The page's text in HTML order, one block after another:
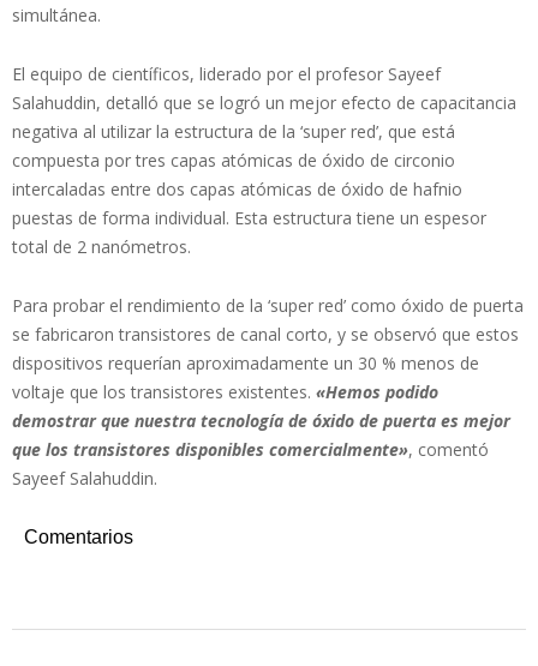
simultánea.
El equipo de científicos, liderado por el profesor Sayeef
Salahuddin, detalló que se logró un mejor efecto de capacitancia
negativa al utilizar la estructura de la ‘super red’, que está
compuesta por tres capas atómicas de óxido de circonio
intercaladas entre dos capas atómicas de óxido de hafnio
puestas de forma individual. Esta estructura tiene un espesor
total de 2 nanómetros.
Para probar el rendimiento de la ‘super red’ como óxido de puerta
se fabricaron transistores de canal corto, y se observó que estos
dispositivos requerían aproximadamente un 30 % menos de
voltaje que los transistores existentes. «Hemos podido
demostrar que nuestra tecnología de óxido de puerta es mejor
que los transistores disponibles comercialmente», comentó
Sayeef Salahuddin.
Comentarios